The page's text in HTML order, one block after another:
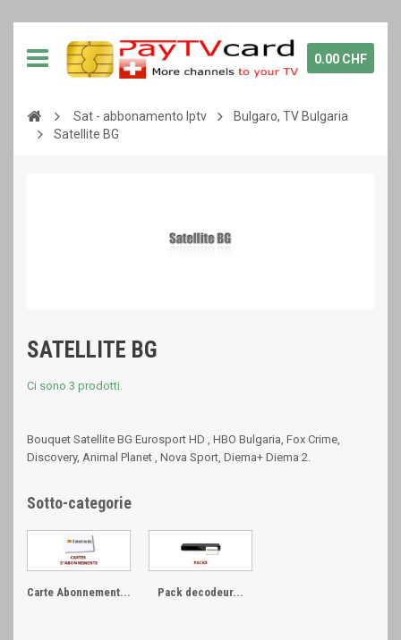
0.00 CHF
Sat - abbonamento Iptv
Bulgaro, TV Bulgaria
Satellite BG
SATELLITE BG
Ci sono 3 prodotti.
Bouquet Satellite BG Eurosport HD , HBO Bulgaria, Fox Crime,
Discovery, Animal Planet , Nova Sport, Diema+ Diema 2.
Sotto-categorie
Carte Abonnement... Pack decodeur...